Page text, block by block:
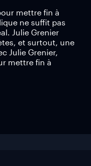
mettre fin à
ne suffit pas
Julie Grenier
et surtout, une
Julie Grenier,
mettre fin à